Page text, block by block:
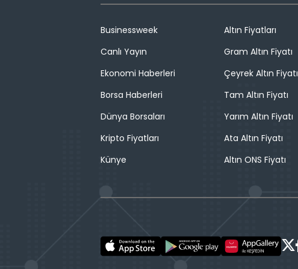
Businessweek
Canlı Yayın
Ekonomi Haberleri
Borsa Haberleri
Dünya Borsaları
Kripto Fiyatları
Künye
Altın Fiyatları
Gram Altın Fiyatı
Çeyrek Altın Fiyatı
Tam Altın Fiyatı
Yarım Altın Fiyatı
Ata Altın Fiyatı
Altın ONS Fiyatı